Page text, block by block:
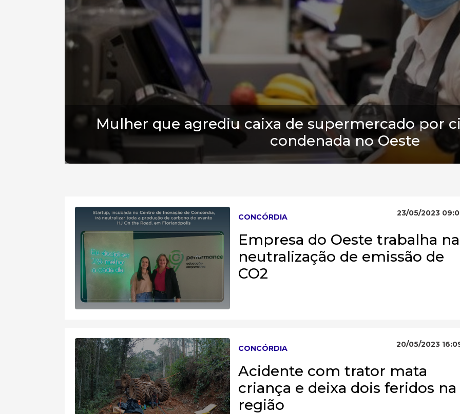
Mulher que agrediu caixa de supermercado por
condenada no Oeste
CONCÓRDIA 23/05/2023
Empresa do Oeste trabalha na
neutralização de emissão de
CO2
CONCÓRDIA 20/05/2023
Acidente com trator mata
criança e deixa dois feridos na
região